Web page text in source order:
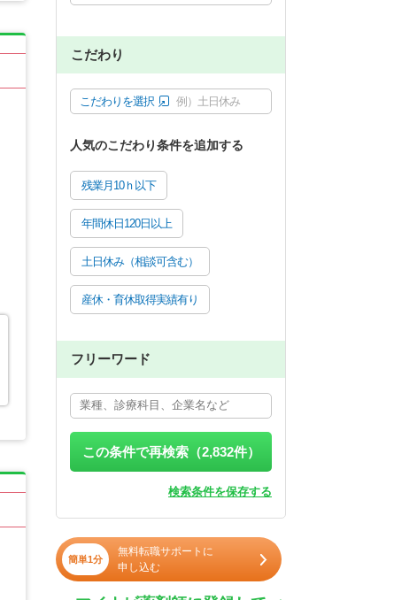
こだわり
こだわりを選択 例）土日休み
人気のこだわり条件を追加する
残業月10ｈ以下
年間休日120日以上
土日休み（相談可含む）
産休・育休取得実績有り
フリーワード
この条件で再検索（2,832件）
検索条件を保存する
簡単1分
無料転職サポートに
申し込む